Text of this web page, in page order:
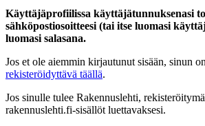
Käyttäjäprofiilissa käyttäjätunnuksenasi
sähköpostiosoitteesi (tai itse luomasi
luomasi salasana.
Jos et ole aiemmin kirjautunut sisään, sinun
rekisteröidyttävä täällä.
Jos sinulle tulee Rakennuslehti,
rakennuslehti.fi-sisällöt luettavaksesi.